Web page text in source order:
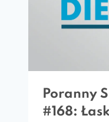
Poranny
#168: